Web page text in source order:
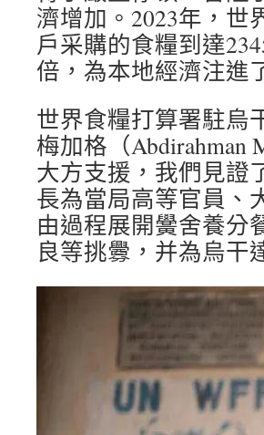
濟增加。2023年，世
戶采購的食糧到達
倍，為本地經濟注進
世界食糧打算署駐烏
梅加格（Abdirahman
大方支援，我們見證
長為當局高等官員、
由過程展開黌舍養分
良等挑釁，并為烏干